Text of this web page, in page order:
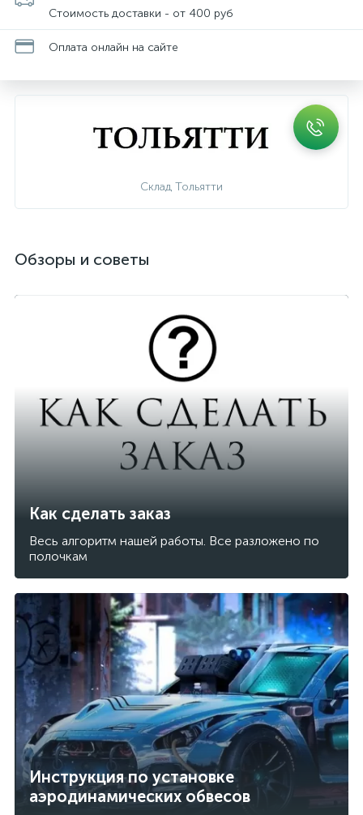
Стоимость доставки - от 400 руб
Оплата онлайн на сайте
Склад Тольятти
Обзоры и советы
Как сделать заказ
Весь алгоритм нашей работы. Все разложено по
полочкам
Инструкция по установке
аэродинамических обвесов